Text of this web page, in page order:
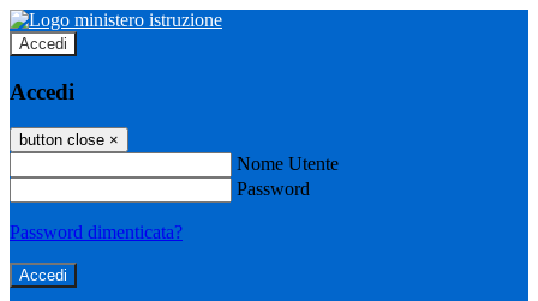
Accedi
Accedi
button close ×
Nome Utente
Password
Password dimenticata?